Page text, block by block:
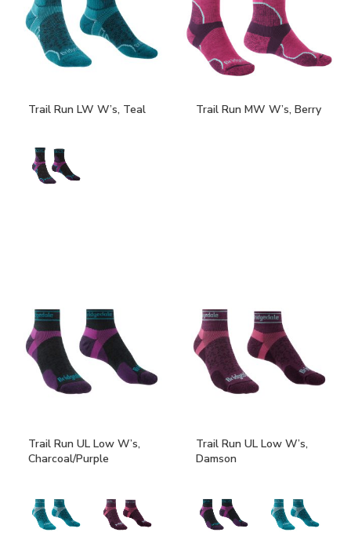
Trail Run LW W’s, Teal Trail Run MW W’s, Berry
Trail Run UL Low W’s,
Charcoal/Purple
Trail Run UL Low W’s,
Damson